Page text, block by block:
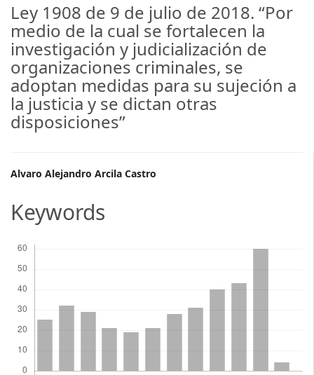
Ley 1908 de 9 de julio de 2018. “Por
medio de la cual se fortalecen la
investigación y judicialización de
organizaciones criminales, se
adoptan medidas para su sujeción a
la justicia y se dictan otras
disposiciones”
Main
Article
Content
Alvaro Alejandro Arcila Castro
Keywords